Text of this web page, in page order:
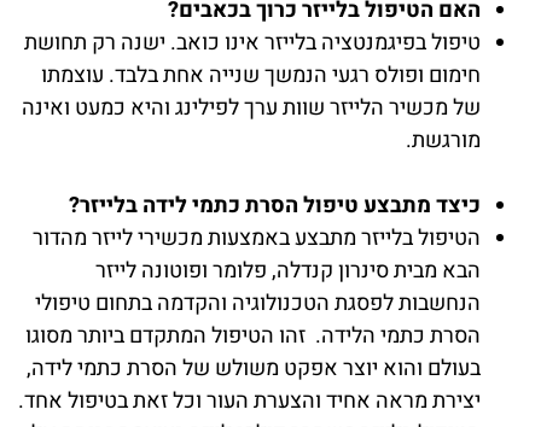
האם הטיפול בלייזר כרוך בכאבים?
טיפול בפיגמנטציה בלייזר אינו כואב. ישנה רק תחושת
חימום ופולס רגעי הנמשך שנייה אחת בלבד. עוצמתו
של מכשיר הלייזר שוות ערך לפילינג והיא כמעט ואינה
מורגשת.
כיצד מתבצע טיפול הסרת כתמי לידה בלייזר?
הטיפול בלייזר מתבצע באמצעות מכשירי לייזר מהדור
הבא מבית סינרון קנדלה, פלומר ופוטונה לייזר
הנחשבות לפסגת הטכנולוגיה והקדמה בתחום טיפולי
הסרת כתמי הלידה. זהו הטיפול המתקדם ביותר מסוגו
בעולם והוא יוצר אפקט משולש של הסרת כתמי לידה,
יצירת מראה אחיד והצערת העור וכל זאת בטיפול אחד.